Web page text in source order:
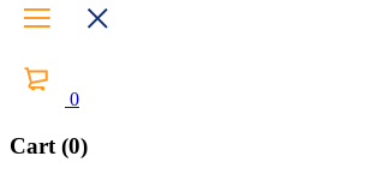
0
Cart (0)